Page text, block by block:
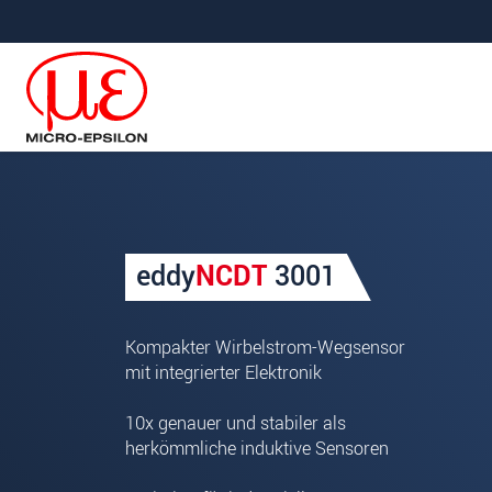
eddyNCDT 3001
Kompakter Wirbelstrom-Wegsensor
mit integrierter Elektronik
10x genauer und stabiler als
herkömmliche induktive Sensoren
Ihre Anfrage zu: eddyNCDT
Anrede*
Vorname*
Firma *